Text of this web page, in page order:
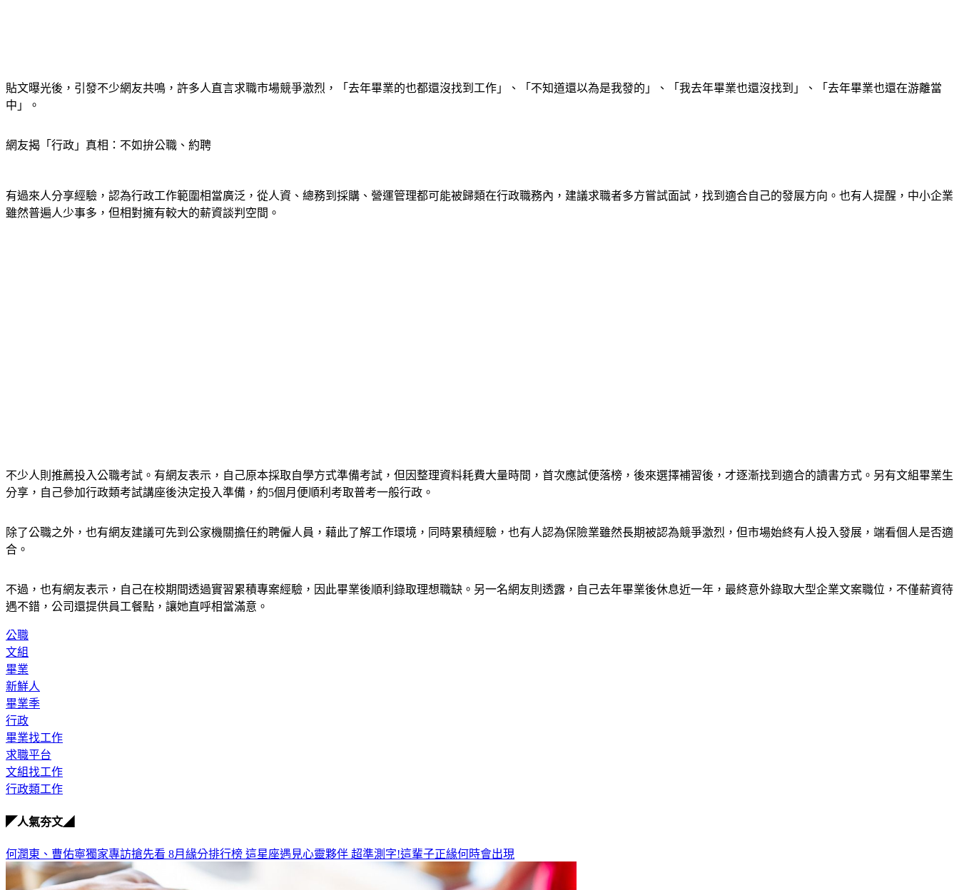
貼文曝光後，引發不少網友共鳴，許多人直言求職市場競爭激烈，「去年畢業的也都還沒找到工作」、「不知道還以為是我發的」、「我去年畢業也還沒找到」、「去年畢業也還在游離當
中」。
網友揭「行政」真相：不如拚公職、約聘
有過來人分享經驗，認為行政工作範圍相當廣泛，從人資、總務到採購、營運管理都可能被歸類在行政職務內，建議求職者多方嘗試面試，找到適合自己的發展方向。也有人提醒，中小企業
雖然普遍人少事多，但相對擁有較大的薪資談判空間。
不少人則推薦投入公職考試。有網友表示，自己原本採取自學方式準備考試，但因整理資料耗費大量時間，首次應試便落榜，後來選擇補習後，才逐漸找到適合的讀書方式。另有文組畢業生
分享，自己參加行政類考試講座後決定投入準備，約5個月便順利考取普考一般行政。
除了公職之外，也有網友建議可先到公家機關擔任約聘僱人員，藉此了解工作環境，同時累積經驗，也有人認為保險業雖然長期被認為競爭激烈，但市場始終有人投入發展，端看個人是否適
合。
不過，也有網友表示，自己在校期間透過實習累積專案經驗，因此畢業後順利錄取理想職缺。另一名網友則透露，自己去年畢業後休息近一年，最終意外錄取大型企業文案職位，不僅薪資待
遇不錯，公司還提供員工餐點，讓她直呼相當滿意。
公職
文組
畢業
新鮮人
畢業季
行政
畢業找工作
求職平台
文組找工作
行政類工作
◤人氣夯文◢
何潤東、曹佑寧獨家專訪搶先看 8月緣分排行榜 這星座遇見心靈夥伴 超準測字!這輩子正緣何時會出現